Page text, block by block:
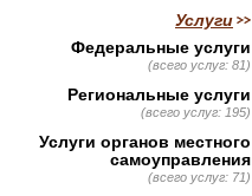
Услуги
Федеральные услуги
(всего услуг: 81)
Региональные услуги
(всего услуг: 195)
Услуги органов местного
самоуправления
(всего услуг: 71)